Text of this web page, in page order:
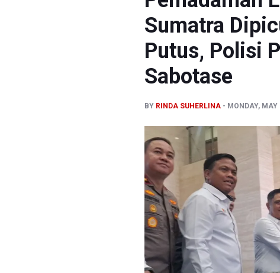
Sumatra
Putus, Polisi
Sabotase
BY RINDA SUHERLINA MONDAY,